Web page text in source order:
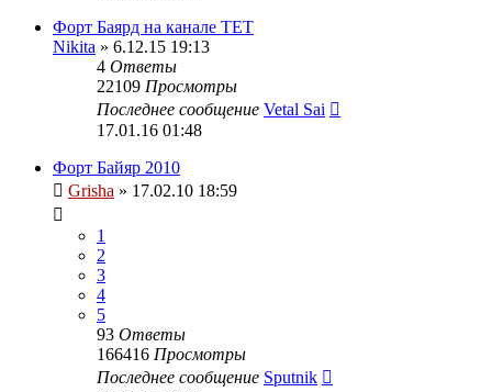
Форт Баярд на канале ТЕТ
Nikita » 6.12.15 19:13
4 Ответы
22109 Просмотры
Последнее сообщение Vetal Sai
17.01.16 01:48
Форт Байяр 2010
Grisha » 17.02.10 18:59
1
2
3
4
5
93 Ответы
166416 Просмотры
Последнее сообщение Sputnik